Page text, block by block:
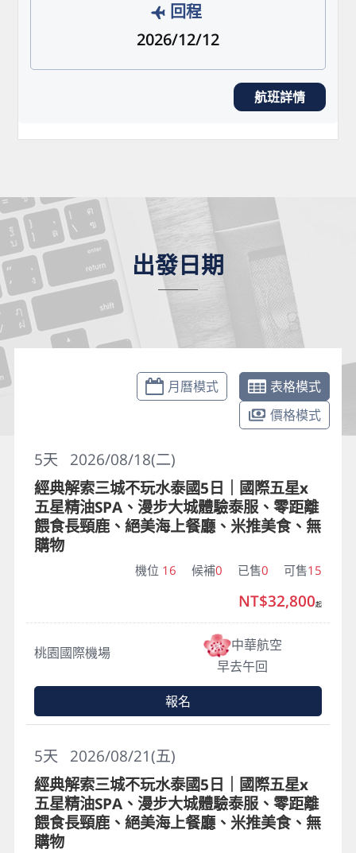
回程
2026/12/12
航班詳情
出發日期
月曆模式
表格模式
價格模式
2026/08/18(二)
5天
經典解索三城不玩水泰國5日｜國際五星x
五星精油SPA、漫步大城體驗泰服、零距離
餵食長頸鹿、絕美海上餐廳、米推美食、無
購物
機位 16 候補0 已售0 可售15
桃園國際機場
中華航空
早去午回
NT$32,800起
報名
2026/08/21(五)
5天
經典解索三城不玩水泰國5日｜國際五星x
五星精油SPA、漫步大城體驗泰服、零距離
餵食長頸鹿、絕美海上餐廳、米推美食、無
購物